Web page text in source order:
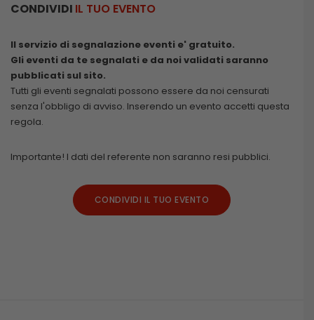
CONDIVIDI IL TUO EVENTO
Il servizio di segnalazione eventi e' gratuito.
Gli eventi da te segnalati e da noi validati saranno
pubblicati sul sito.
Tutti gli eventi segnalati possono essere da noi censurati
senza l'obbligo di avviso. Inserendo un evento accetti questa
regola.
Importante! I dati del referente non saranno resi pubblici.
CONDIVIDI IL TUO EVENTO